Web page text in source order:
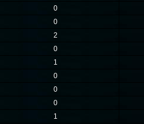
0
0
2
0
1
0
0
0
1